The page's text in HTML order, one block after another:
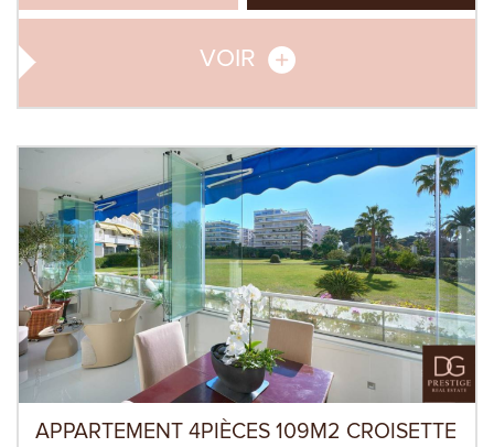
VOIR
APPARTEMENT 4PIÈCES 109M2 CROISETTE